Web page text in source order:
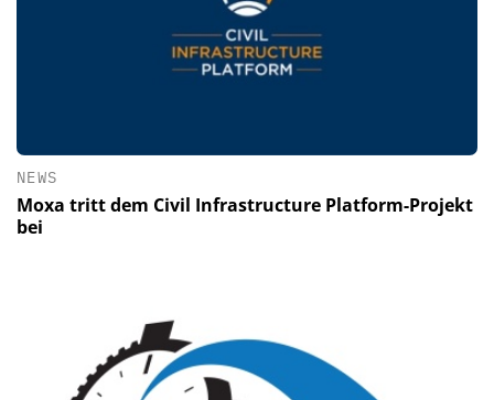
NEWS
Moxa tritt dem Civil Infrastructure Platform-Projekt
bei